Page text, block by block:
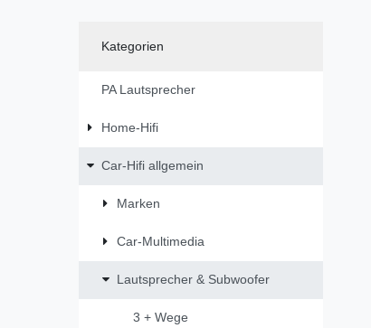
Kategorien
PA Lautsprecher
Home-Hifi
Car-Hifi allgemein
Marken
Car-Multimedia
Lautsprecher & Subwoofer
3 + Wege